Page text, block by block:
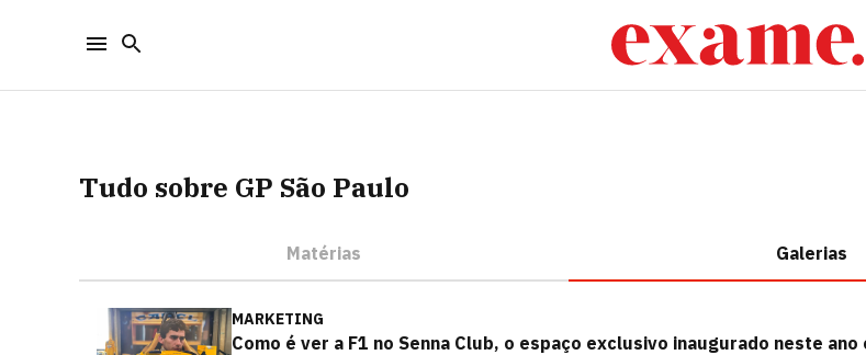
Tudo sobre GP São Paulo
Matérias Galerias
MARKETING
Como é ver a F1 no Senna Club, o espaço exclusivo inaugurado neste